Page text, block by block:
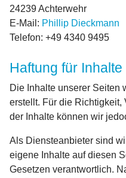
24239 Achterwehr
E-Mail: Phillip Dieckmann
Telefon: +49 4340 9495
Haftung für Inhalte
Die Inhalte unserer Seiten
erstellt. Für die Richtigkeit,
der Inhalte können wir
Als Diensteanbieter sind
eigene Inhalte auf diesen
Gesetzen verantwortlich.